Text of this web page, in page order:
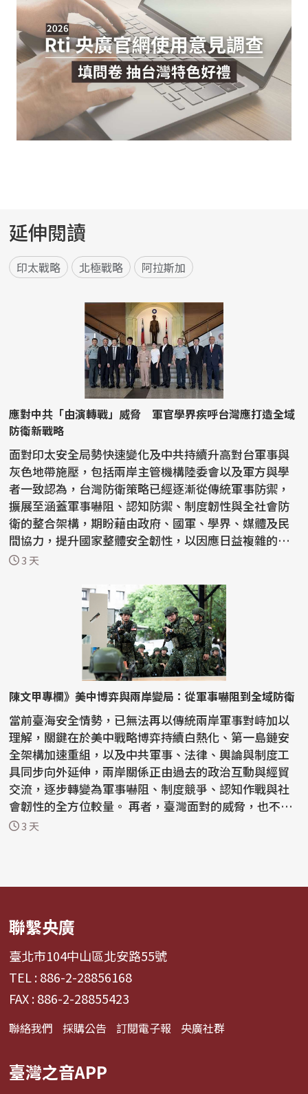
延伸閱讀
印太戰略 北極戰略 阿拉斯加
應對中共「由演轉戰」威脅 軍官學界疾呼台灣應打造全域
防衛新戰略
面對印太安全局勢快速變化及中共持續升高對台軍事與
灰色地帶施壓，包括兩岸主管機構陸委會以及軍方與學
者一致認為，台灣防衛策略已經逐漸從傳統軍事防禦，
擴展至涵蓋軍事嚇阻、認知防禦、制度韌性與全社會防
衛的整合架構，期盼藉由政府、國軍、學界、媒體及民
間協力，提升國家整體安全韌性，以因應日益複雜的安
全挑戰。...
3 天
陳文甲專欄》美中博弈與兩岸變局：從軍事嚇阻到全域防衛
當前臺海安全情勢，已無法再以傳統兩岸軍事對峙加以
理解，關鍵在於美中戰略博弈持續白熱化、第一島鏈安
全架構加速重組，以及中共軍事、法律、輿論與制度工
具同步向外延伸，兩岸關係正由過去的政治互動與經貿
交流，逐步轉變為軍事嚇阻、制度競爭、認知作戰與社
會韌性的全方位較量。 再者，臺灣面對的威脅，也不再
只是軍...
3 天
聯繫央廣
臺北市104中山區北安路55號
TEL : 886-2-28856168
FAX : 886-2-28855423
聯絡我們 採購公告 訂閱電子報 央廣社群
臺灣之音APP